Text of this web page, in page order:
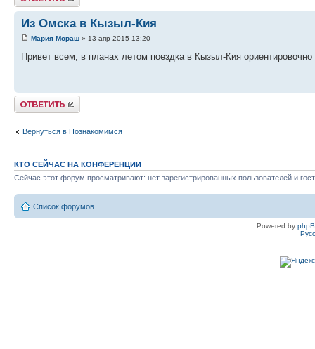
Из Омска в Кызыл-Кия
Мария Мораш » 13 апр 2015 13:20
Привет всем, в планах летом поездка в Кызыл-Кия
Ответить
Вернуться в Познакомимся
КТО СЕЙЧАС НА КОНФЕРЕНЦИИ
Сейчас этот форум просматривают: нет зарегистрированных пользователей и
Список форумов
Powered by